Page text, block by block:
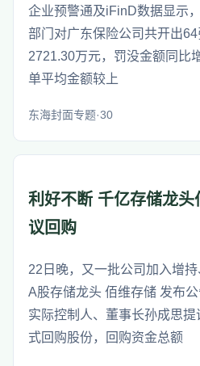
企业预警通及iFinD数据显示
部门对广东保险公司共开出
2721.30万元，罚没金额同比
单平均金额较上
东海封面专题·30
利好不断 千亿存储龙
议回购
22日晚，又一批公司加入增持
A股存储龙头 佰维存储 发布公
实际控制人、董事长孙成思
式回购股份，回购资金总额